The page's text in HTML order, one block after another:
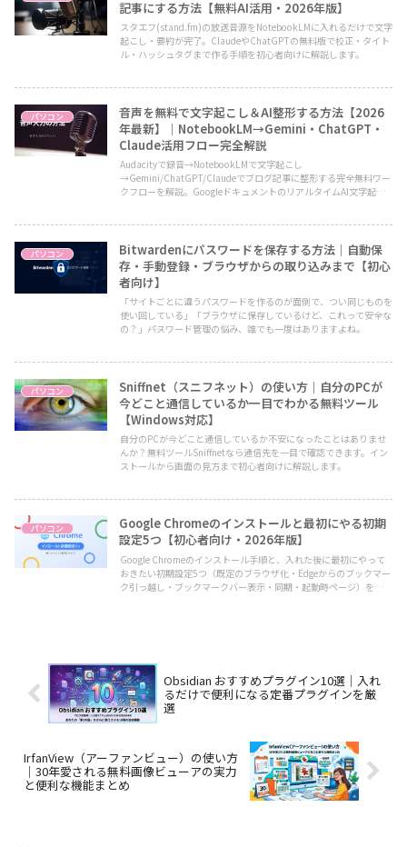
記事にする方法【無料AI活用・2026年版】
スタエフ(stand.fm)の放送音源をNotebookLMに入れるだけで文字
起こし・要約が完了。ClaudeやChatGPTの無料版で校正・タイト
ル・ハッシュタグまで作る手順を初心者向けに解説します。
パソコン
音声を無料で文字起こし＆AI整形する方法【2026
年最新】｜NotebookLM→Gemini・ChatGPT・
Claude活用フロー完全解説
Audacityで録音→NotebookLMで文字起こし
→Gemini/ChatGPT/Claudeでブログ記事に整形する完全無料ワー
クフローを解説。GoogleドキュメントのリアルタイムAI文字起こ
パソコン
Bitwardenにパスワードを保存する方法｜自動保
存・手動登録・ブラウザからの取り込みまで【初心
者向け】
「サイトごとに違うパスワードを作るのが面倒で、つい同じものを
使い回している」「ブラウザに保存しているけど、これって安全な
の？」――パスワード管理の悩み、誰でも一度はありますよね。
パソコン
Sniffnet（スニフネット）の使い方｜自分のPCが
今どこと通信しているか一目でわかる無料ツール
【Windows対応】
自分のPCが今どこと通信しているか不安になったことはありませ
んか？無料ツールSniffnetなら通信先を一目で確認できます。イン
ストールから画面の見方まで初心者向けに解説します。
パソコン
Google Chromeのインストールと最初にやる初期
設定5つ【初心者向け・2026年版】
Google Chromeのインストール手順と、入れた後に最初にやって
おきたい初期設定5つ（既定のブラウザ化・Edgeからのブックマー
ク引っ越し・ブックマークバー表示・同期・起動時ページ）を初心
Obsidian おすすめプラグイン10選｜入れ
るだけで便利になる定番プラグインを厳
選
IrfanView（アーファンビュー）の使い方
｜30年愛される無料画像ビューアの実力
と便利な機能まとめ